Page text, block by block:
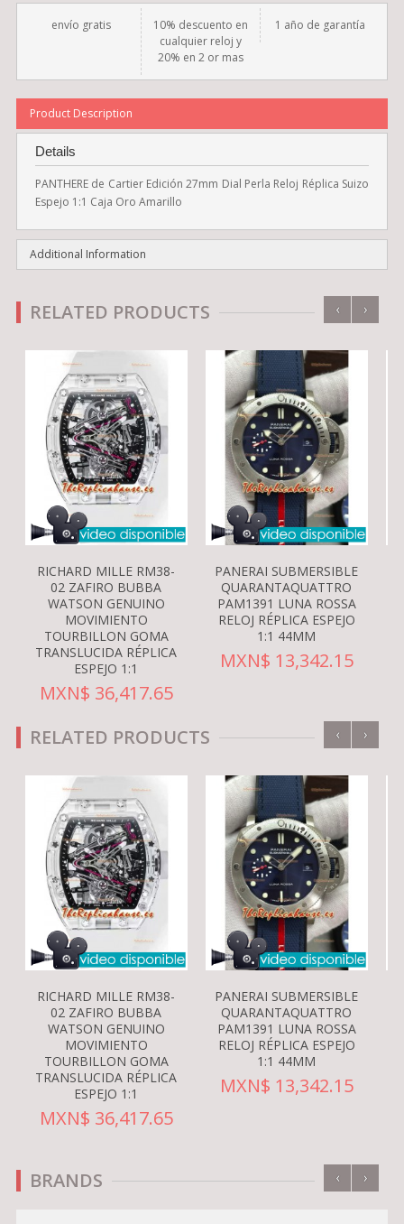
envío gratis
10% descuento en
cualquier reloj y
20% en 2 or mas
1 año de garantía
Product Description
Details
PANTHERE de Cartier Edición 27mm Dial Perla Reloj Réplica Suizo
Espejo 1:1 Caja Oro Amarillo
Additional Information
RELATED PRODUCTS
RICHARD MILLE RM38-
02 ZAFIRO BUBBA
WATSON GENUINO
MOVIMIENTO
TOURBILLON GOMA
TRANSLUCIDA RÉPLICA
ESPEJO 1:1
MXN$ 36,417.65
PANERAI SUBMERSIBLE
QUARANTAQUATTRO
PAM1391 LUNA ROSSA
RELOJ RÉPLICA ESPEJO
1:1 44MM
MXN$ 13,342.15
‹ ›
RELATED PRODUCTS
RICHARD MILLE RM38-
02 ZAFIRO BUBBA
WATSON GENUINO
MOVIMIENTO
TOURBILLON GOMA
TRANSLUCIDA RÉPLICA
ESPEJO 1:1
MXN$ 36,417.65
PANERAI SUBMERSIBLE
QUARANTAQUATTRO
PAM1391 LUNA ROSSA
RELOJ RÉPLICA ESPEJO
1:1 44MM
MXN$ 13,342.15
‹ ›
BRANDS ‹ ›